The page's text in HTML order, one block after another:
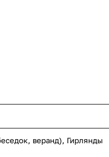
веранд), Гирлянды